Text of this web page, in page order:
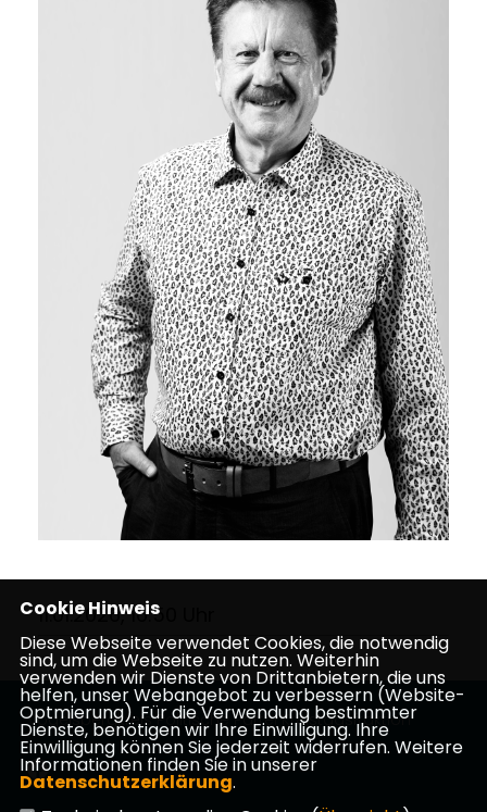
11.01.2026, 16:50 Uhr
Vogelsbergkreis Politische Partei Kreistagsfraktion
Cookie Hinweis
Diese Webseite verwendet Cookies, die notwendig
sind, um die Webseite zu nutzen. Weiterhin
verwenden wir Dienste von Drittanbietern, die uns
helfen, unser Webangebot zu verbessern (Website-
Optmierung). Für die Verwendung bestimmter
Dienste, benötigen wir Ihre Einwilligung. Ihre
Einwilligung können Sie jederzeit widerrufen. Weitere
Informationen finden Sie in unserer
Datenschutzerklärung.